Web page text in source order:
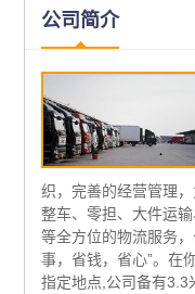
公司简介
织，完善的经营管理
整车、零担、大件运
等全方位的物流服务
事，省钱，省心”。在
指定地点,公司备有3.3